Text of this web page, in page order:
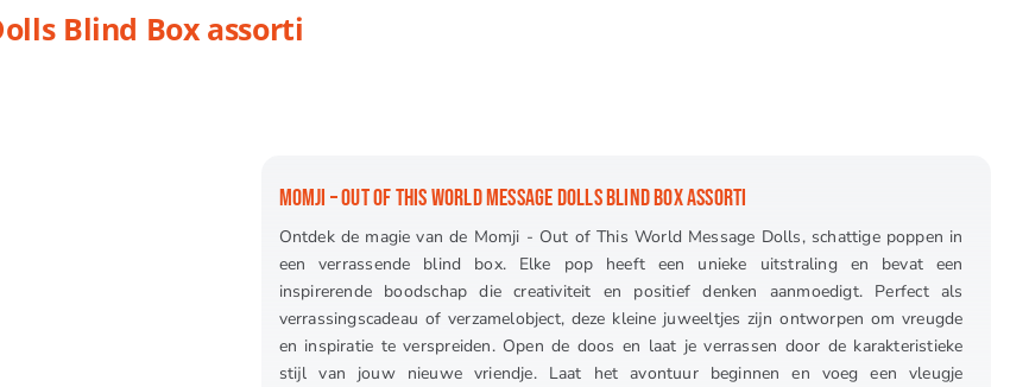
Blind Box assorti
MOMJI – OUT OF THIS WORLD MESSAGE DOLLS BLIND BOX ASSORTI
Ontdek de magie van de Momji - Out of This World Message Dolls, schattige poppen in
een verrassende blind box. Elke pop heeft een unieke uitstraling en bevat een
inspirerende boodschap die creativiteit en positief denken aanmoedigt. Perfect als
verrassingscadeau of verzamelobject, deze kleine juweeltjes zijn ontworpen om vreugde
en inspiratie te verspreiden. Open de doos en laat je verrassen door de karakteristieke
stijl van jouw nieuwe vriendje. Laat het avontuur beginnen en voeg een vleugje